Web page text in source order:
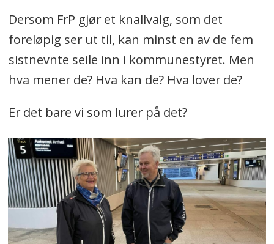
Dersom FrP gjør et knallvalg, som det
foreløpig ser ut til, kan minst en av de fem
sistnevnte seile inn i kommunestyret. Men
hva mener de? Hva kan de? Hva lover de?
Er det bare vi som lurer på det?